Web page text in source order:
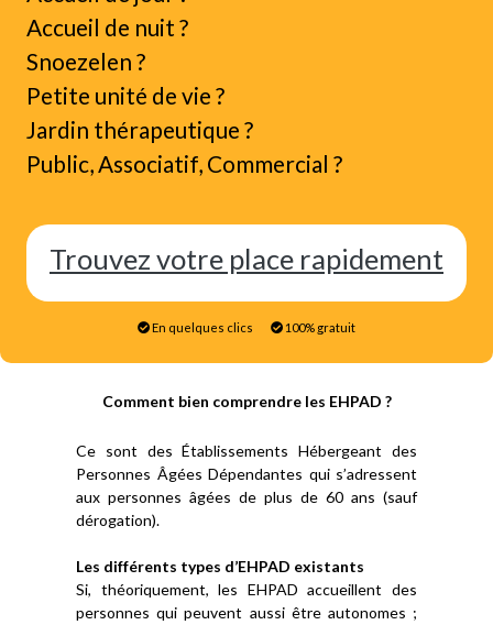
Accueil de nuit ?
Snoezelen ?
Petite unité de vie ?
Jardin thérapeutique ?
Public, Associatif, Commercial ?
Trouvez votre place rapidement
En quelques clics 100% gratuit
Comment bien comprendre les EHPAD ?
Ce sont des Établissements Hébergeant des
Personnes Âgées Dépendantes qui s’adressent
aux personnes âgées de plus de 60 ans (sauf
dérogation).
Les différents types d’EHPAD existants
Si, théoriquement, les EHPAD accueillent des
personnes qui peuvent aussi être autonomes ;